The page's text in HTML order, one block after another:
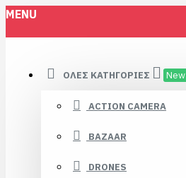
MENU
ΌΛΕΣ ΚΑΤΗΓΟΡΊΕΣ New
ACTION CAMERA
BAZAAR
DRONES